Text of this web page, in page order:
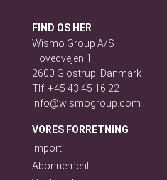
FIND OS HER
Wismo Group A/S
Hovedvejen 1
2600 Glostrup, Danmark
Tlf. +45 43 45 16 22
info@wismogroup.com
VORES FORRETNING
Import
Abonnement